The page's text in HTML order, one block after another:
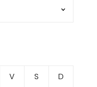
V S D